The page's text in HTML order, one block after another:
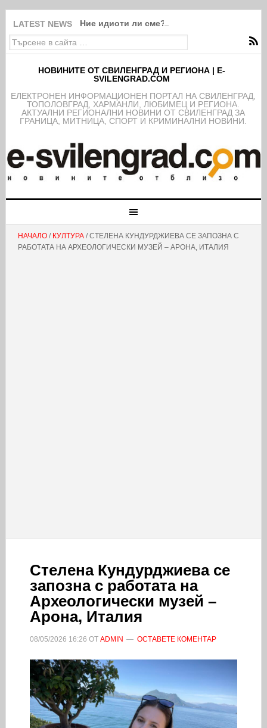
LATEST NEWS Ние идиоти ли сме?!
НОВИНИТЕ ОТ СВИЛЕНГРАД И РЕГИОНА | E-
SVILENGRAD.COM
EЛЕКТРОНЕН ИНФОРМАЦИОНЕН ПОРТАЛ НА СВИЛЕНГРАД,
ТОПОЛОВГРАД, ХАРМАНЛИ, ЛЮБИМЕЦ И РЕГИОНА.
АКТУАЛНИ РЕГИОНАЛНИ НОВИНИ ОТ СВИЛЕНГРАД ЗА
ГРАНИЦА, МИТНИЦА, СПОРТ И КРИМИНАЛНИ НОВИНИ.
НАЧАЛО/ КУЛТУРА/ СТЕЛЕНА КУНДУРДЖИЕВА СЕ ЗАПОЗНА С
РАБОТАТА НА АРХЕОЛОГИЧЕСКИ МУЗЕЙ – АРОНА, ИТАЛИЯ
Стелена Кундурджиева се
запозна с работата на
Археологически музей –
Арона, Италия
08/05/2026 16:26 ОТ ADMIN ОСТАВЕТЕ КОМЕНТАР